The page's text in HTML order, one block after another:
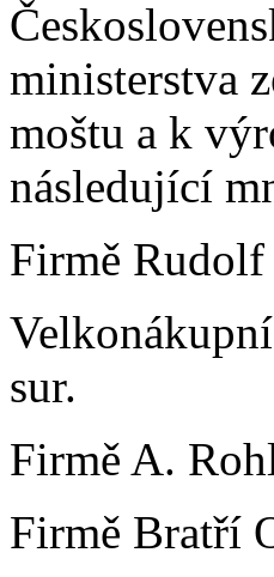
ministerstva
moštu a k
následující
Firmě Rudolf
sur.
Firmě A.
Firmě Bratří